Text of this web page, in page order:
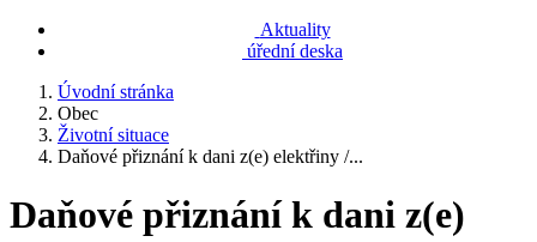
Aktuality
úřední deska
Úvodní stránka
Obec
Životní situace
Daňové přiznání k dani z(e) elektřiny /...
Daňové přiznání k dani z(e)